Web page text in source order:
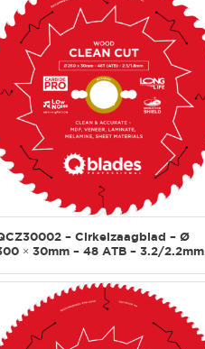
– Cirkelzaagblad – Ø
× 30mm – 48 ATB – 3.2/2.2mm